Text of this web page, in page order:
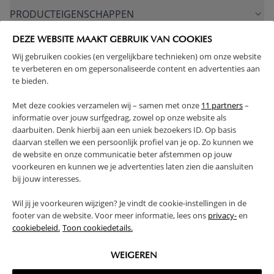
DEZE WEBSITE MAAKT GEBRUIK VAN COOKIES
Wij gebruiken cookies (en vergelijkbare technieken) om onze website
te verbeteren en om gepersonaliseerde content en advertenties aan
te bieden.
Met deze cookies verzamelen wij – samen met onze 11 partners–
informatie over jouw surfgedrag, zowel op onze website als
daarbuiten. Denk hierbij aan een uniek bezoekers ID. Op basis
daarvan stellen we een persoonlijk profiel van je op. Zo kunnen we
de website en onze communicatie beter afstemmen op jouw
voorkeuren en kunnen we je advertenties laten zien die aansluiten
bij jouw interesses.
Wil jij je voorkeuren wijzigen? Je vindt de cookie-instellingen in de
footer van de website. Voor meer informatie, lees ons privacy-en
cookiebeleid. Toon cookiedetails.
WEIGEREN
PRODUCTEIGENSCHAPPEN
FAQ
RETOUREN
DE SET BESTAAT UIT DE VOLGENDE
PRODUCTEN